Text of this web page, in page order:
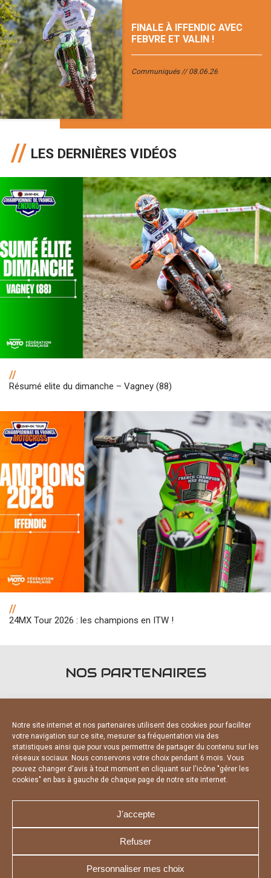
Notre site internet et nos partenaires utilisent des cookies pour faciliter
votre navigation sur ce site, mesurer sa fréquentation via des
statistiques ainsi que pour vous permettre de partager du contenu sur les
réseaux sociaux. Nous conservons votre choix pendant 6 mois. Vous
pouvez changer d'avis à tout moment en cliquant sur l'icône "gérer les
cookies" en bas à gauche de chaque page de notre site internet.
J'accepte
Refuser
Personnaliser mes choix
FINALE À IFFENDIC AVEC
FEBVRE ET VALIN !
Communiqués 08.06.26
LES DERNIÈRES VIDÉOS
//
Résumé elite du dimanche – Vagney (88)
//
24MX Tour 2026 : les champions en ITW !
NOS PARTENAIRES
FOURNISSEURS OFFICIELS
NOUS CONTACTER
MENTIONS LÉGALES
CHARTE DE CONFIDENTIALITÉ
DÉCLARATION DE CONFIDENTIALITÉ